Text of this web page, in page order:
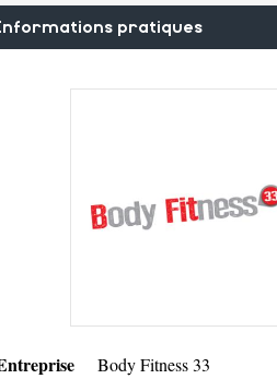
pratiques
Body Fitness 33